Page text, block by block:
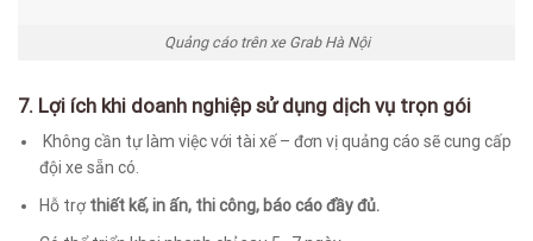
Quảng cáo trên xe Grab Hà Nội
7. Lợi ích khi doanh nghiệp sử dụng dịch vụ trọn gói
Không cần tự làm việc với tài xế – đơn vị quảng cáo sẽ cung cấp
đội xe sẵn có.
Hỗ trợthiết kế, in ấn, thi công, báo cáo đầy đủ.